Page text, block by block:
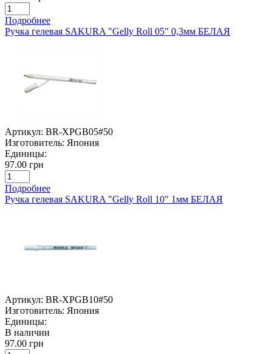
Подробнее
Ручка гелевая SAKURA "Gelly Roll 05" 0,3мм БЕЛАЯ
Артикул: BR-XPGB05#50
Изготовитель: Япония
Единицы:
97.00 грн
Подробнее
Ручка гелевая SAKURA "Gelly Roll 10" 1мм БЕЛАЯ
Артикул: BR-XPGB10#50
Изготовитель: Япония
Единицы:
В наличии
97.00 грн